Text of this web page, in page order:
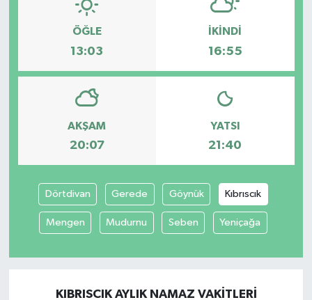
ÖĞLE
13:03
İKINDI
16:55
AKŞAM
20:07
YATSI
21:40
Dörtdivan Gerede Göynük Kıbrıscık
Mengen Mudurnu Seben Yeniçağa
KIBRISCIK AYLIK NAMAZ VAKITLERI